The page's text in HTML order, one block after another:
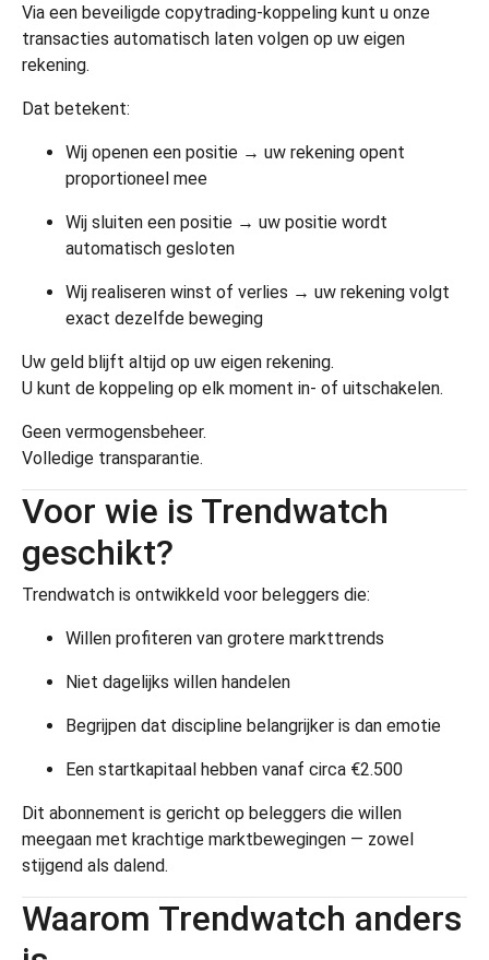
Via een beveiligde copytrading-koppeling kunt u onze
transacties automatisch laten volgen op uw eigen
rekening.
Dat betekent:
Wij openen een positie → uw rekening opent
proportioneel mee
Wij sluiten een positie → uw positie wordt
automatisch gesloten
Wij realiseren winst of verlies → uw rekening volgt
exact dezelfde beweging
Uw geld blijft altijd op uw eigen rekening.
U kunt de koppeling op elk moment in- of uitschakelen.
Geen vermogensbeheer.
Volledige transparantie.
Voor wie is Trendwatch
geschikt?
Trendwatch is ontwikkeld voor beleggers die:
Willen profiteren van grotere markttrends
Niet dagelijks willen handelen
Begrijpen dat discipline belangrijker is dan emotie
Een startkapitaal hebben vanaf circa €2.500
Dit abonnement is gericht op beleggers die willen
meegaan met krachtige marktbewegingen — zowel
stijgend als dalend.
Waarom Trendwatch anders